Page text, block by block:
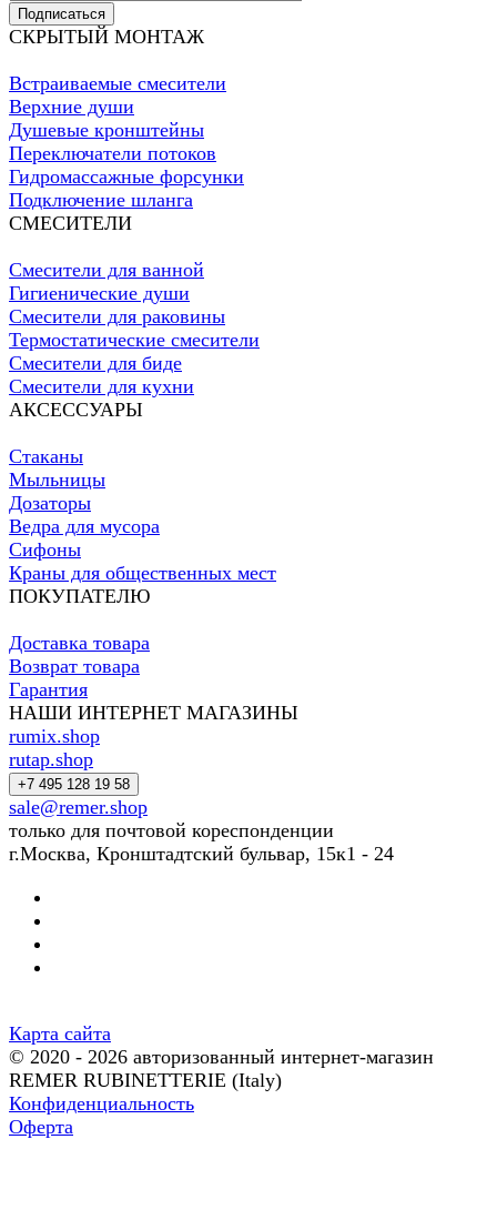
Подписаться
СКРЫТЫЙ МОНТАЖ
Встраиваемые смесители
Верхние души
Душевые кронштейны
Переключатели потоков
Гидромассажные форсунки
Подключение шланга
СМЕСИТЕЛИ
Смесители для ванной
Гигиенические души
Смесители для раковины
Термостатические смесители
Смесители для биде
Смесители для кухни
АКСЕССУАРЫ
Стаканы
Мыльницы
Дозаторы
Ведра для мусора
Сифоны
Краны для общественных мест
ПОКУПАТЕЛЮ
Доставка товара
Возврат товара
Гарантия
НАШИ ИНТЕРНЕТ МАГАЗИНЫ
rumix.shop
rutap.shop
+7 495 128 19 58
sale@remer.shop
только для почтовой кореспонденции
г.Москва, Кронштадтский бульвар, 15к1 - 24
Карта сайта
© 2020 - 2026 авторизованный интернет-магазин
REMER RUBINETTERIE (Italy)
Конфиденциальность
Оферта